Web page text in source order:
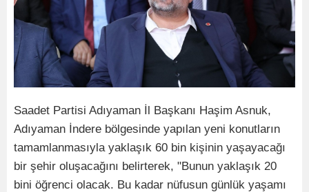
Saadet Partisi Adıyaman İl Başkanı Haşim Asnuk,
Adıyaman İndere bölgesinde yapılan yeni konutların
tamamlanmasıyla yaklaşık 60 bin kişinin yaşayacağı
bir şehir oluşacağını belirterek, "Bunun yaklaşık 20
bini öğrenci olacak. Bu kadar nüfusun günlük yaşamı